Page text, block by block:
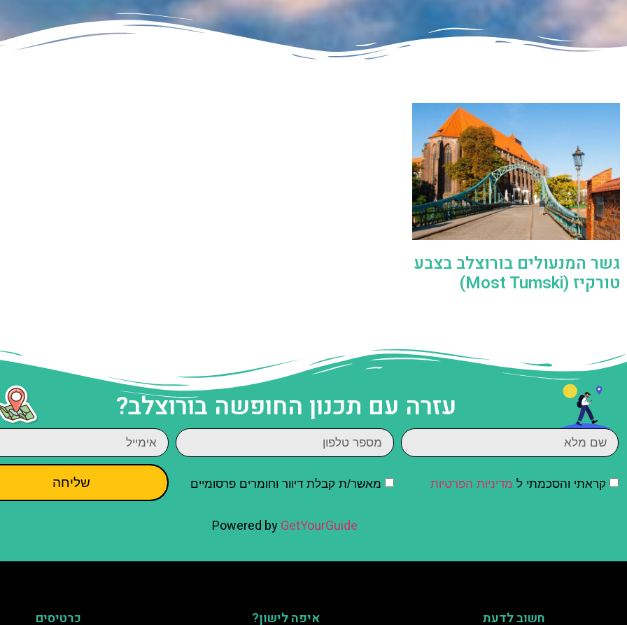
גשר המנעולים בורוצלב בצבע
טורקיז (Most Tumski)
עזרה עם תכנון החופשה בורוצלב?
קראתי והסכמתי ל מדיניות הפרטיות מאשר/ת קבלת דיוור וחומרים פרסומיים שליחה
Powered byGetYourGuide
חשוב לדעת
איפה לישון?
כרטיסים